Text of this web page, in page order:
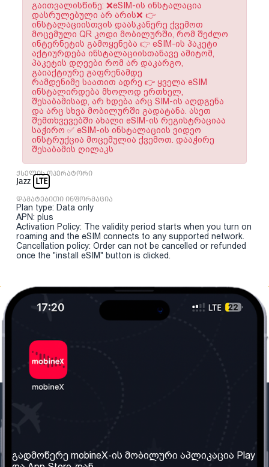
გაითვალისწინე: ❌eSIM-ის ინსტალაცია
დასრულებული არ არის❌ 👉
ინსტალაციისთვის დაასკანერე ქვემოთ
მოცემული QR კოდი მობილურში, რომ შეძლო
ინტერნეტის გამოყენება 👉 eSIM-ის პაკეტი
აქტიურდება ინსტალაციისთანავე ამიტომ,
პაკეტის დღეები რომ არ დაკარგო,
გაიაქტიურე გაფრენამდე
რამდენიმე საათით ადრე 👉 ყველა eSIM
ინსტალირდება მხოლოდ ერთხელ,
შესაბამისად, არ ხდება არც SIM-ის აღდგენა
და არც სხვა მობილურში გადატანა. ასეთ
შემთხვევებში ახალი eSIM-ის რეგისტრაციაა
საჭირო ✅ eSIM-ის ინსტალაციის ვიდეო
ინსტრუქცია მოცემულია ქვემოთ. დააჭირე
შესაბამის ღილაკს
ქსელის ოპერატორი
Jazz LTE
დამატებითი ინფორმაცია
Plan type: Data only
APN: plus
Activation Policy: The validity period starts when you turn on
roaming and the eSIM connects to any supported network.
Cancellation policy: Order can not be cancelled or refunded
once the "install eSIM" button is clicked.
ჩვენ შესახებ
წესები და პირობები
გადმოწერე mobineX-ის მობილური აპლიკაცია Play